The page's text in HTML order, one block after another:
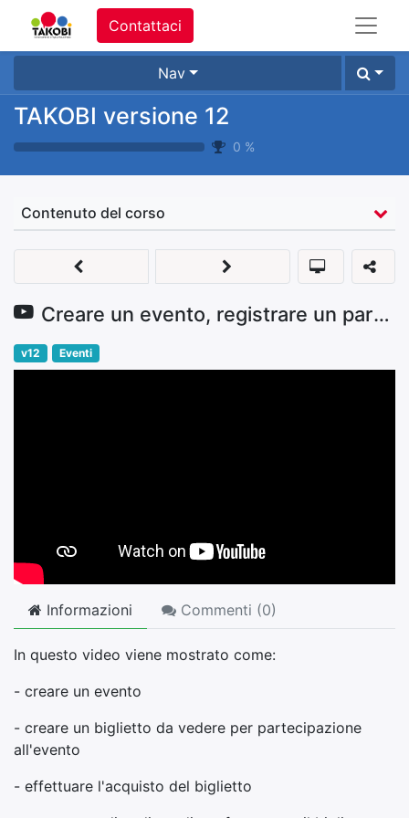
Contattaci
Nav
TAKOBI versione 12
0 %
Contenuto del corso
Creare un evento, registrare un partecipante
v12 Eventi
Informazioni Commenti (0)
In questo video viene mostrato come:
- creare un evento
- creare un biglietto da vedere per partecipazione
all'evento
- effettuare l'acquisto del biglietto